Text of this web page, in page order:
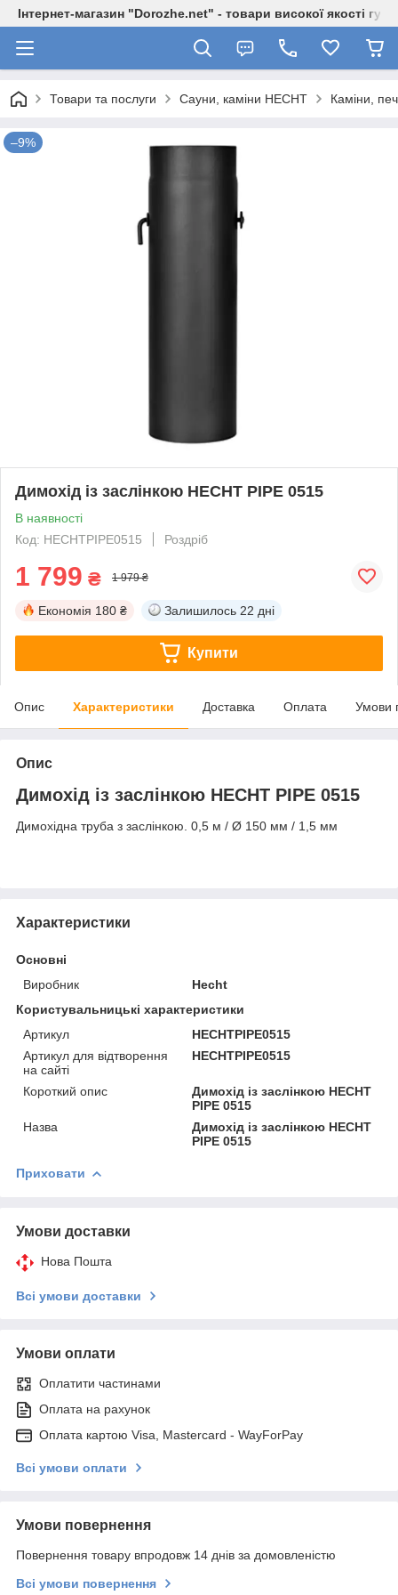
Інтернет-магазин "Dorozhe.net" - товари високої якості
Товари та послуги Сауни, каміни HECHT Каміни,
–9%
Димохід із заслінкою HECHT PIPE 0515
В наявності
Код: HECHTPIPE0515
Роздріб
1 799 ₴ 1 979 ₴
Економія 180 ₴ Залишилось 22 дні
Купити
Опис Характеристики Доставка Оплата Умови
Опис
Димохід із заслінкою HECHT PIPE 0515
Димохідна труба з заслінкою. 0,5 м / Ø 150 мм / 1,5 мм
Характеристики
Основні
Виробник
Hecht
Користувальницькі характеристики
Артикул
HECHTPIPE0515
Артикул для відтворення
на сайті
HECHTPIPE0515
Короткий опис
Димохід із заслінкою HECHT
PIPE 0515
Назва
Димохід із заслінкою HECHT
PIPE 0515
Приховати
Умови доставки
Нова Пошта
Всі умови доставки
Умови оплати
Оплатити частинами
Оплата на рахунок
Оплата картою Visa, Mastercard - WayForPay
Всі умови оплати
Умови повернення
Повернення товару впродовж 14 днів за домовленістю
Всі умови повернення